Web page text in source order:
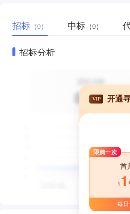
招标 （0） 中标 （0）
招标分析
VIP 开通
限购一次
首
¥
每日